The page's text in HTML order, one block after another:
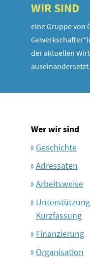
WIR SIND
eine Gruppe von
der aktuellen
auseinandersetzt.
Wer wir sind
Geschichte
Adressaten
Arbeitsweise
Kurzfassung
Finanzierung
Organisation